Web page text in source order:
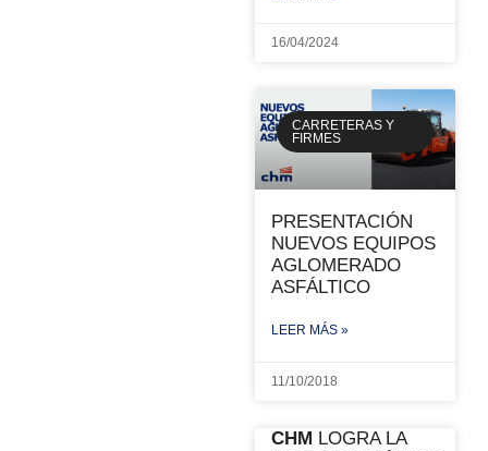
16/04/2024
CARRETERAS Y
FIRMES
PRESENTACIÓN
NUEVOS EQUIPOS
AGLOMERADO
ASFÁLTICO
LEER MÁS »
11/10/2018
CHM LOGRA LA